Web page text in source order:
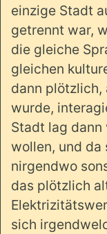
einzige Stadt
getrennt war,
die gleiche
gleichen
dann plötzlich,
wurde,
Stadt lag dann
wollen, und da
nirgendwo
das plötzlich
sich